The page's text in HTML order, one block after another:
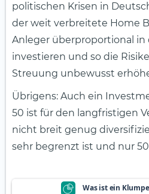
politischen Krisen in
der weit verbreitete Home
Anleger überproportional
investieren und so die
Streuung unbewusst
Übrigens: Auch ein
50 ist für den langfristigen
nicht breit genug
sehr begrenzt ist und nur
Was ist ein